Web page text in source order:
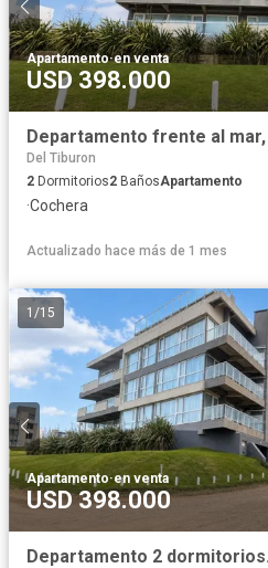
Apartamento·en venta
USD 398.000
Del Tiburon
2 Dormitorios2 BañosApartamento
·Cochera
Actualizado hace más de 1 mes
1 /15
Apartamento·en venta
USD 398.000